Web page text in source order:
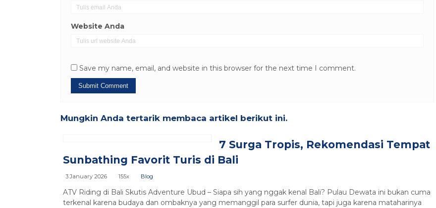
Website Anda
Save my name, email, and website in this browser for the next time I comment.
Mungkin Anda tertarik membaca artikel berikut ini.
7 Surga Tropis, Rekomendasi Tempat
Sunbathing Favorit Turis di Bali
3 January 2026 155x Blog
ATV Riding di Bali Skutis Adventure Ubud – Siapa sih yang nggak kenal Bali? Pulau Dewata ini bukan cuma
terkenal karena budaya dan ombaknya yang memanggil para surfer dunia, tapi juga karena mataharinya